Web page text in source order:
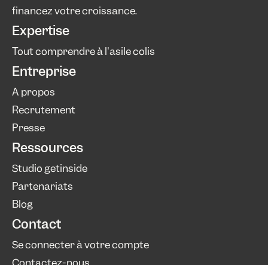
financez votre croissance.
Expertise
Tout comprendre à l'asile colis
Entreprise
A propos
Recrutement
Presse
Ressources
Studio getinside
Partenariats
Blog
Contact
Se connecter à votre compte